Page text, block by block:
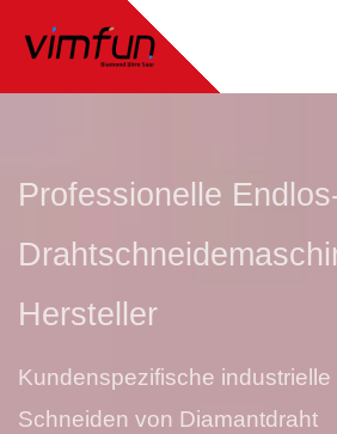
Inhalt
Professionelle
Hersteller
Kundenspezifische
Schneiden von Diamantdraht